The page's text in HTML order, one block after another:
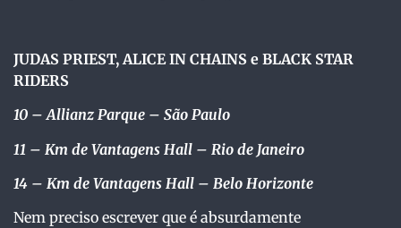
JUDAS PRIEST, ALICE IN CHAINS e BLACK STAR
RIDERS
10 – Allianz Parque – São Paulo
11 – Km de Vantagens Hall – Rio de Janeiro
14 – Km de Vantagens Hall – Belo Horizonte
Nem preciso escrever que é absurdamente